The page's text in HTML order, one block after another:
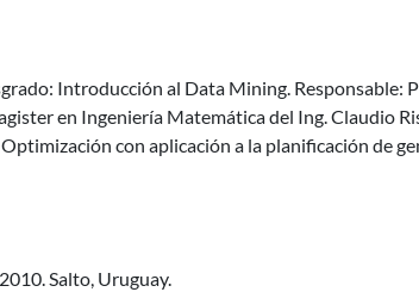
Introducción al Data Mining. Responsable:
en Ingeniería Matemática del Ing. Claudio
con aplicación a la planificación de
Salto, Uruguay.